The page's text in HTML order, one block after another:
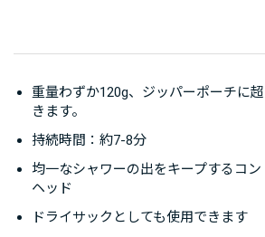
重量わずか120g、ジッパーポーチに
きます。
持続時間：約7-8分
均一なシャワーの出をキープするコ
ヘッド
ドライサックとしても使用できます